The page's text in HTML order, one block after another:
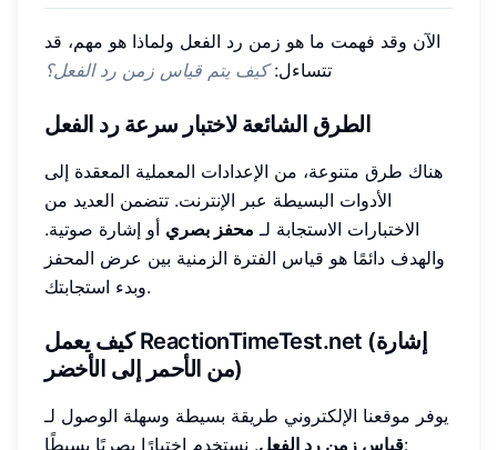
الآن وقد فهمت ما هو زمن رد الفعل ولماذا هو مهم، قد
تتساءل:كيف يتم قياس زمن رد الفعل؟
الطرق الشائعة لاختبار سرعة رد الفعل
هناك طرق متنوعة، من الإعدادات المعملية المعقدة إلى
الأدوات البسيطة عبر الإنترنت. تتضمن العديد من
الاختبارات الاستجابة لـ محفز بصري أو إشارة صوتية.
والهدف دائمًا هو قياس الفترة الزمنية بين عرض المحفز
وبدء استجابتك.
كيف يعمل ReactionTimeTest.net (إشارة
من الأحمر إلى الأخضر)
يوفر موقعنا الإلكتروني طريقة بسيطة وسهلة الوصول لـ
قياس زمن رد الفعل. نستخدم اختبارًا بصريًا بسيطًا: